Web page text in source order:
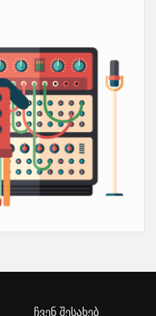
ჩვენ შესახებ